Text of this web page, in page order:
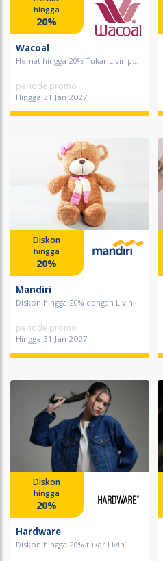
hingga
20%
Wacoal
Hemat hingga 20% Tukar Livin'p...
periode promo
Hingga 31 Jan 2027
Diskon
hingga
20%
Mandiri
Diskon hingga 20% dengan Livin...
periode promo
Hingga 31 Jan 2027
Diskon
hingga
20%
Hardware
Diskon hingga 20% tukar Livin’...